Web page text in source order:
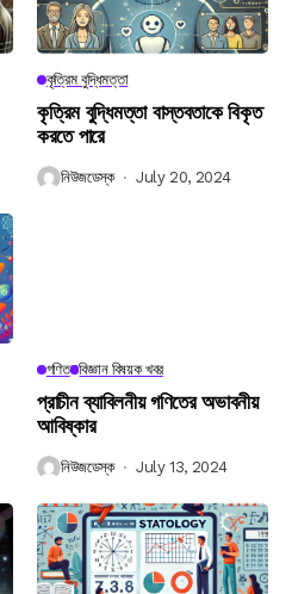
কৃত্রিম বুদ্ধিমত্তা
কৃত্রিম বুদ্ধিমত্তা বাস্তবতাকে বিকৃত
করতে পারে
নিউজডেস্ক July 20, 2024
গণিত বিজ্ঞান বিষয়ক খবর
প্রাচীন ব্যাবিলনীয় গণিতের অভাবনীয়
আবিষ্কার
নিউজডেস্ক July 13, 2024